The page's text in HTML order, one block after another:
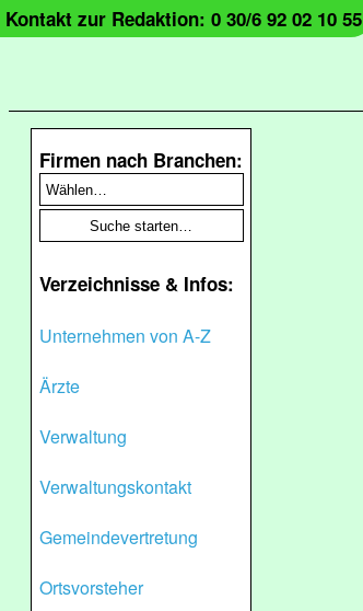
Kontakt zur Redaktion: 0 30/6 92 02 10 55
Firmen nach Branchen:
Verzeichnisse & Infos:
Unternehmen von A-Z
Ärzte
Verwaltung
Verwaltungskontakt
Gemeindevertretung
Ortsvorsteher